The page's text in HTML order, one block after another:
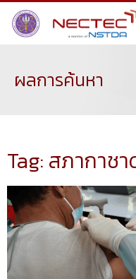
ผลการค้นหา
Tag: สภากาชา